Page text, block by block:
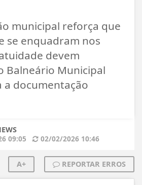
municipal reforça que
se enquadram nos
devem
Balneário Municipal
documentação
09:05
02/02/2026 10:46
A+ REPORTAR ERROS